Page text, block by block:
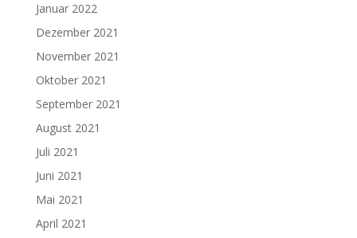
Januar 2022
Dezember 2021
November 2021
Oktober 2021
September 2021
August 2021
Juli 2021
Juni 2021
Mai 2021
April 2021